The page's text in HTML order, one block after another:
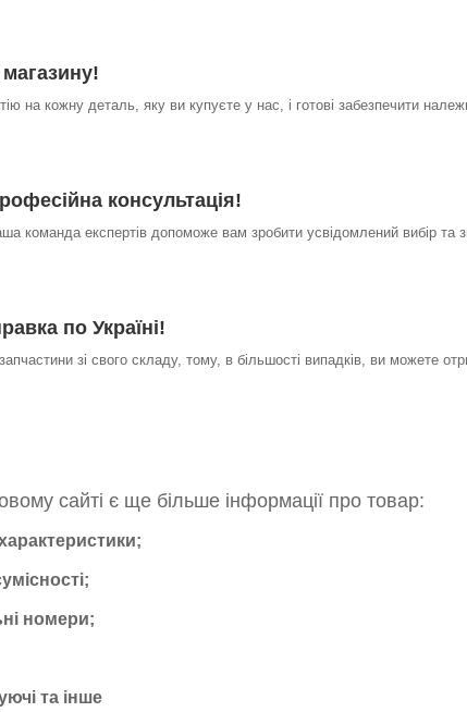
магазину!
на кожну деталь, яку ви купуєте у нас, і готові забезпечити
консультація!
команда експертів допоможе вам зробити усвідомлений вибір та
по Україні!
зі свого складу, тому, в більшості випадків, ви можете
сайті є ще більше інформації про товар:
номери;
та інше